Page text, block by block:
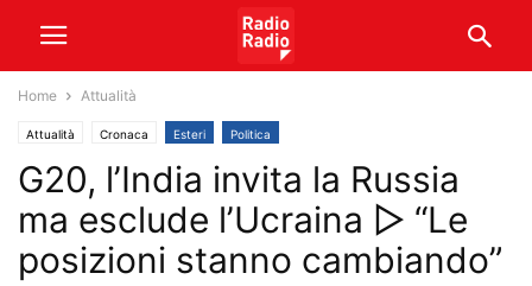
Home Attualità
Attualità Cronaca Esteri Politica
G20, l’India invita la Russia
ma esclude l’Ucraina ▷ “Le
posizioni stanno cambiando”